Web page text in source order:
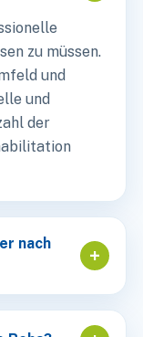
zu müssen.
und
und
der
nach
+